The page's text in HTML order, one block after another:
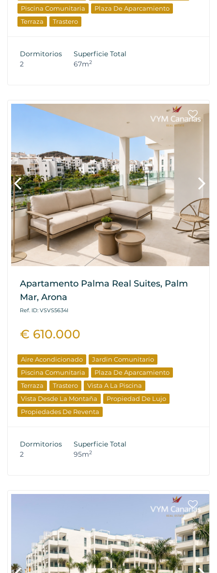
Piscina Comunitaria
Plaza De Aparcamiento
Terraza
Trastero
Dormitorios
2
Superficie Total
67m2
Apartamento Palma Real Suites, Palm
Mar, Arona
Ref. ID: VSVS5634I
€ 610.000
Aire Acondicionado
Jardin Comunitario
Piscina Comunitaria
Plaza De Aparcamiento
Terraza
Trastero
Vista A La Piscina
Vista Desde La Montaña
Propiedad De Lujo
Propiedades De Reventa
Dormitorios
2
Superficie Total
95m2